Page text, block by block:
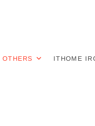
OTHERS ITHOME